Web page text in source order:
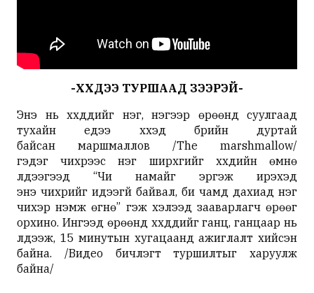
-ХҮҮХДЭЭ ТУРШААД ҮЗЭЭРЭЙ-
Энэ нь хүүхдүүдийг нэг, нэгээр өрөөнд суулгаад
тухайн үедээ хүүхэд бүрийн дуртай
байсан маршмаллов /The marshmallow/
гэдэг чихрээс нэг ширхгийг хүүхдийн өмнө
үлдээгээд “Чи намайг эргэж ирэхэд
энэ чихрийг идээгүй байвал, би чамд дахиад нэг
чихэр нэмж өгнө” гэж хэлээд зааварлагч өрөөг
орхино. Ингээд өрөөнд хүүхдүүдийг ганц, ганцаар нь
үлдээж, 15 минутын хугацаанд ажиглалт хийсэн
байна. /Видео бичлэгт туршилтыг харуулж
байна/